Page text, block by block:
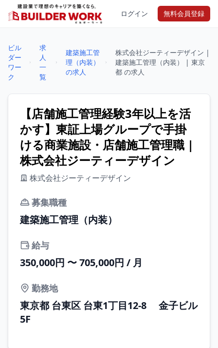
ログイン 無料会員登録
ビル
ダー
ワー
ク
求
人
一
覧
建築施工管
理（内装）
の求人
株式会社ジーティーデザイン |
建築施工管理（内装） | 東京
都 の求人
【店舗施工管理経験3年以上を活
かす】東証上場グループで手掛
ける商業施設・店舗施工管理職 |
株式会社ジーティーデザイン
株式会社ジーティーデザイン
募集職種
建築施工管理（内装）
給与
350,000円 〜 705,000円 / 月
勤務地
東京都 台東区 台東1丁目12-8 金子ビル
5F